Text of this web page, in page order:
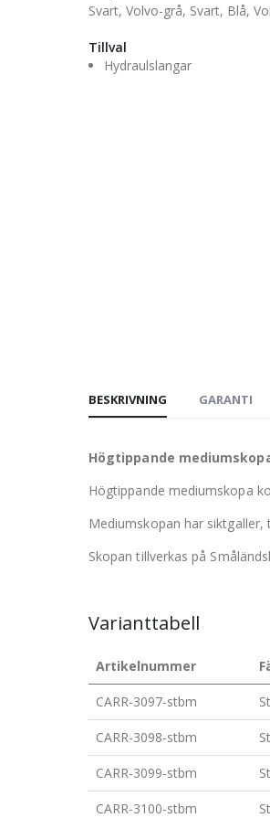
Svart, Volvo-grå, Svart, Blå,
Tillval
Hydraulslangar
BESKRIVNING GARANTI
Högtippande
Högtippande mediumskopa
Mediumskopan har siktgaller,
Skopan tillverkas på
Varianttabell
Artikelnummer
CARR-3097-stbm
CARR-3098-stbm
CARR-3099-stbm
CARR-3100-stbm